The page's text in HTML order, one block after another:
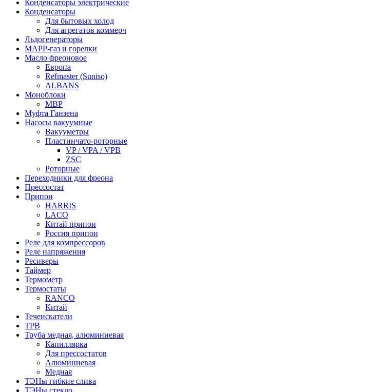
Конденсаторы электрические
Конденсаторы
Для бытовых холод
Для агрегатов коммерч
Льдогенераторы
МАРР-газ и горелки
Масло фреоновое
Европа
Refmaster (Suniso)
ALBANS
Моноблоки
MBP
Муфта Ганзена
Насосы вакуумные
Вакууметры
Пластинчато-роторные
VP / VPA / VPB
ZSC
Роторные
Переходники для фреона
Прессостат
Припои
HARRIS
LACO
Китай припои
Россия припои
Реле для компрессоров
Реле напряжения
Ресиверы
Таймер
Термометр
Термостаты
RANCO
Китай
Течеискатели
ТРВ
Труба медная, алюминиевая
Капиллярка
Для прессостатов
Алюминиевая
Медная
ТЭНы гибкие слива
ТЭНы стекло